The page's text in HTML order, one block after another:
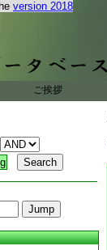
version 2018
ご挨拶